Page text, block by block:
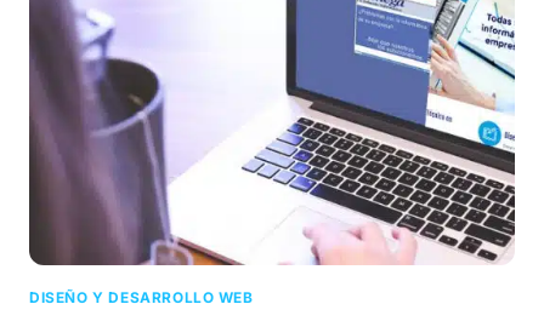
WEB
DISEÑO Y DESARROLLO WEB